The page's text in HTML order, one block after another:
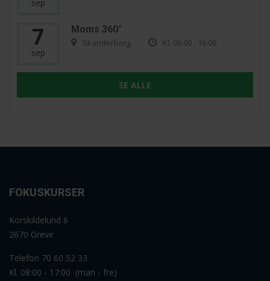
sep
7
sep
Moms 360°
Skanderborg Kl. 09:00 - 16:00
SE ALLE
FOKUSKURSER
Korskildelund 6
2670 Greve
Telefon 70 60 52 33
Kl. 08:00 - 17:00 (man - fre)